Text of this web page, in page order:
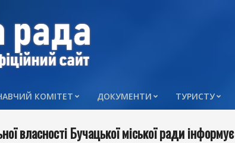
Primary
Menu
КОМІТЕТ ДОКУМЕНТИ ТУРИСТУ
власності Бучацької міської ради інформує